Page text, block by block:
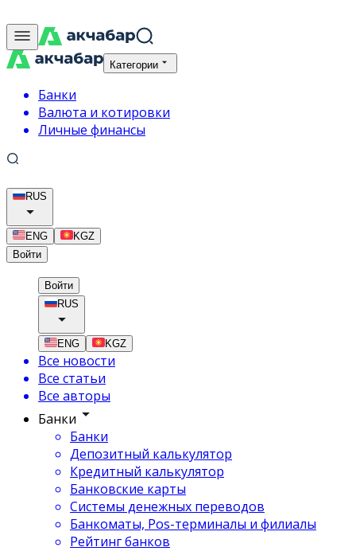
Категории
Банки
Валюта и котировки
Личные финансы
RUS
ENG
KGZ
Войти
Войти
RUS
ENG KGZ
Все новости
Все статьи
Все авторы
Банки
Банки
Депозитный калькулятор
Кредитный калькулятор
Банковские карты
Системы денежных переводов
Банкоматы, Pos-терминалы и филиалы
Рейтинг банков